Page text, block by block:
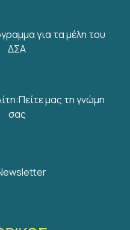
για τα μέλη του
ΔΣΑ
μας τη γνώμη
σας